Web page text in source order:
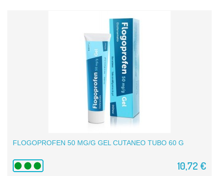
FLOGOPROFEN 50 MG/G GEL CUTANEO TUBO 60 G
10,72 €